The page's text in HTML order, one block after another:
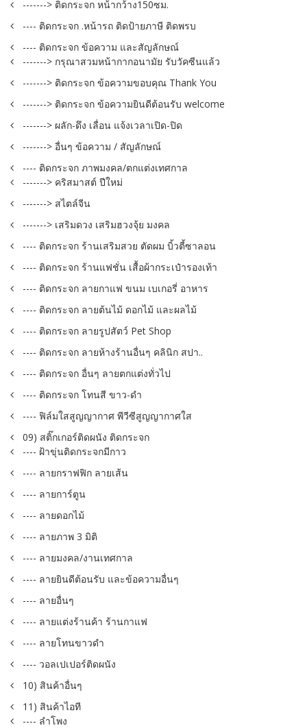
-------> ติดกระจก หน้ากว้าง150ซม.
---- ติดกระจก .หน้ารถ ติดป้ายภาษี ติดพรบ
---- ติดกระจก ข้อความ และสัญลักษณ์
-------> กรุณาสวมหน้ากากอนามัย รับวัคซีนแล้ว
-------> ติดกระจก ข้อความขอบคุณ Thank You
-------> ติดกระจก ข้อความยินดีต้อนรับ welcome
-------> ผลัก-ดึง เลื่อน แจ้งเวลาเปิด-ปิด
-------> อื่นๆ ข้อความ / สัญลักษณ์
---- ติดกระจก ภาพมงคล/ตกแต่งเทศกาล
-------> คริสมาสต์ ปีใหม่
-------> สไตล์จีน
-------> เสริมดวง เสริมฮวงจุ้ย มงคล
---- ติดกระจก ร้านเสริมสวย ตัดผม บิ้วตี้ซาลอน
---- ติดกระจก ร้านแฟชั่น เสื้อผ้ากระเป๋ารองเท้า
---- ติดกระจก ลายกาแฟ ขนม เบเกอรี่ อาหาร
---- ติดกระจก ลายต้นไม้ ดอกไม้ และผลไม้
---- ติดกระจก ลายรูปสัตว์ Pet Shop
---- ติดกระจก ลายห้างร้านอื่นๆ คลินิก สปา..
---- ติดกระจก อื่นๆ ลายตกแต่งทั่วไป
---- ติดกระจก โทนสี ขาว-ดำ
---- ฟิล์มใสสูญญากาศ พีวีซีสูญญากาศใส
09) สติ๊กเกอร์ติดผนัง ติดกระจก
---- ฝ้าขุ่นติดกระจกมีกาว
---- ลายกราฟฟิก ลายเส้น
---- ลายการ์ตูน
---- ลายดอกไม้
---- ลายภาพ 3 มิติ
---- ลายมงคล/งานเทศกาล
---- ลายยินดีต้อนรับ และข้อความอื่นๆ
---- ลายอื่นๆ
---- ลายแต่งร้านค้า ร้านกาแฟ
---- ลายโทนขาวดำ
---- วอลเปเปอร์ติดผนัง
10) สินค้าอื่นๆ
11) สินค้าไอที
---- ลำโพง